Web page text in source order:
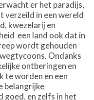
er het paradijs,
verzeild in een wereld
kwezelarij en
 een land ook dat in
wordt gehouden
Ondanks
ontberingen en
te worden en een
belangrijke
en zelfs in het